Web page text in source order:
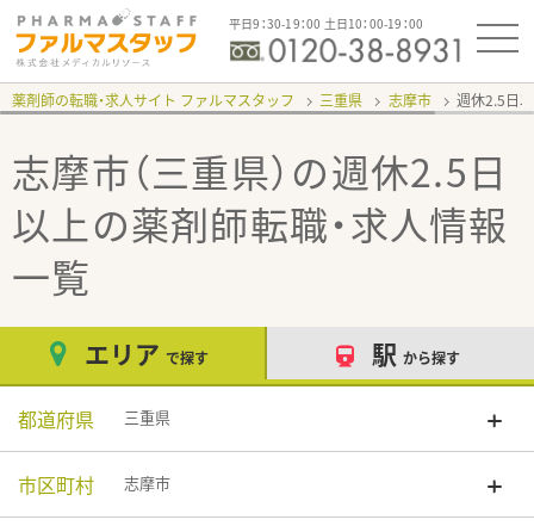
平日9：30-19：00 土日10：00-19：00
薬剤師の転職・求人サイト ファルマスタッフ 三重県 志摩市 週休2.5日
志摩市（三重県）の週休2.5日
以上の薬剤師転職・求人情報
一覧
エリア で探す 駅 から探す
都道府県 三重県
市区町村 志摩市